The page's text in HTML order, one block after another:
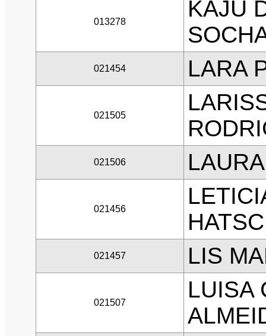
013278
KAJU
021454 LARA
021505
021506
021456
021457 LIS
021507
LUISA